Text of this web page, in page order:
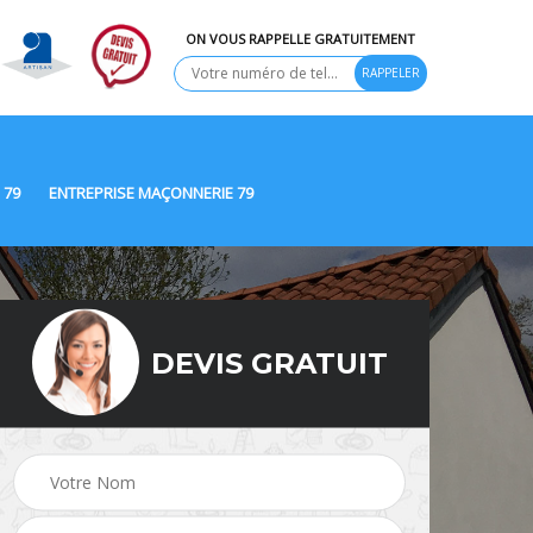
ON VOUS RAPPELLE GRATUITEMENT
79 ENTREPRISE MAÇONNERIE 79
Ravalement de façade Peinture Extérieure 79
DEVIS GRATUIT